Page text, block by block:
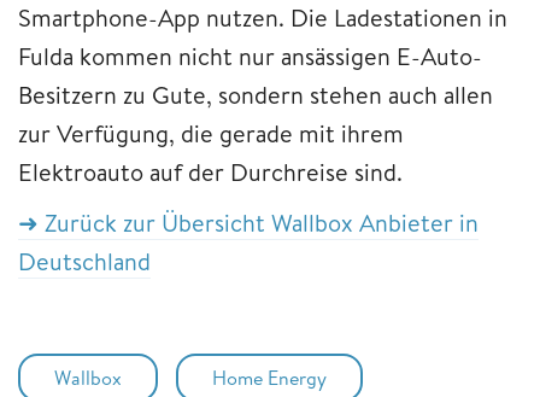
Smartphone-App nutzen. Die Ladestationen in
Fulda kommen nicht nur ansässigen E-Auto-
Besitzern zu Gute, sondern stehen auch allen
zur Verfügung, die gerade mit ihrem
Elektroauto auf der Durchreise sind.
➜ Zurück zur Übersicht Wallbox Anbieter in
Deutschland
Wallbox Home Energy